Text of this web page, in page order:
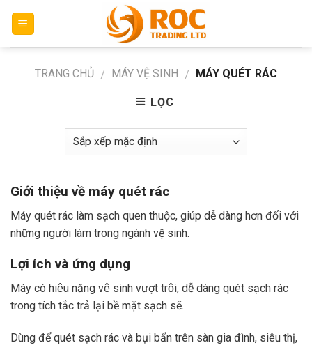
TRANG CHỦ / MÁY VỆ SINH / MÁY QUÉT RÁC
LỌC
Giới thiệu về máy quét rác
Máy quét rác làm sạch quen thuộc, giúp dễ dàng hơn đối với
những người làm trong ngành vệ sinh.
Lợi ích và ứng dụng
Máy có hiệu năng vệ sinh vượt trội, dễ dàng quét sạch rác
trong tích tắc trả lại bề mặt sạch sẽ.
Dùng để quét sạch rác và bụi bẩn trên sàn gia đình, siêu thị,